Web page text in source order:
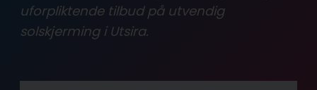
uforpliktende tilbud på utvendig
solskjerming i Utsira.